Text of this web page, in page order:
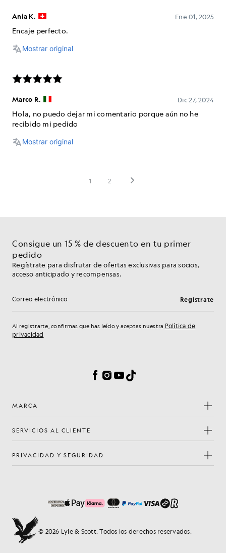
Consigue un 15 % de descuento en tu primer
pedido
Regístrate para disfrutar de ofertas exclusivas para socios,
acceso anticipado y recompensas.
Dirección de correo electrónico Regístrate
Al registrarte, confirmas que has leído y aceptas nuestra Política de
privacidad
Facebook
Instagram
YouTube
TikTok
MARCA
SERVICIOS AL CLIENTE
PRIVACIDAD Y SEGURIDAD
© 2026 Lyle & Scott. Todos los derechos reservados.